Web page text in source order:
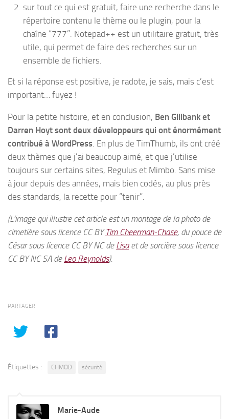
sur tout ce qui est gratuit, faire une recherche dans le
répertoire contenu le thème ou le plugin, pour la
chaîne “777”. Notepad++ est un utilitaire gratuit, très
utile, qui permet de faire des recherches sur un
ensemble de fichiers.
Et si la réponse est positive, je radote, je sais, mais c’est
important… fuyez !
Pour la petite histoire, et en conclusion, Ben Gillbank et
Darren Hoyt sont deux développeurs qui ont énormément
contribué à WordPress . En plus de TimThumb, ils ont créé
deux thèmes que j’ai beaucoup aimé, et que j’utilise
toujours sur certains sites, Regulus et Mimbo. Sans mise
à jour depuis des années, mais bien codés, au plus près
des standards, la recette pour “tenir”.
(L’image qui illustre cet article est un montage de la photo de
cimetière sous licence CC BYTim Cheerman-Chase, du pouce de
César sous licence CC BY NC de Lisaet de sorcière sous licence
CC BY NC SA de Leo Reynolds).
PARTAGER
Étiquettes : CHMOD sécurité
Marie-Aude